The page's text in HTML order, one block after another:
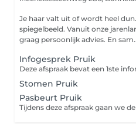
Je haar valt uit of wordt heel
spiegelbeeld. Vanuit onze
graag persoonlijk advies. En
Infogesprek Pruik
Stomen Pruik
Pasbeurt Pruik